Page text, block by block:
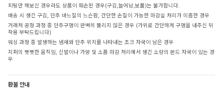
피팅만 해보신 경우라도 상품이 훼손된 경우(구김,늘어남,보풀)는 불가합니다.
배송 시 생긴 구김, 단추 바느질의 느슨함, 간단한 손질이 가능한 마감실 처리가 미흡한 경우
거래처 공정 과정 중 단추구멍이 완벽히 뚫리지 않은 경우 (가위로 간단하게 구멍을 내주신 뒤
착용 부탁드립니다)
워싱 과정 중 발생하는 냄새와 단추 위치를 나타내는 초크 자국이 남은 경우
지퍼의 뻣뻣한 움직임, 신발이나 가방 및 소품 마감 처리에서 생긴 소량의 본드 자국이 있는 경
우
환불 안내